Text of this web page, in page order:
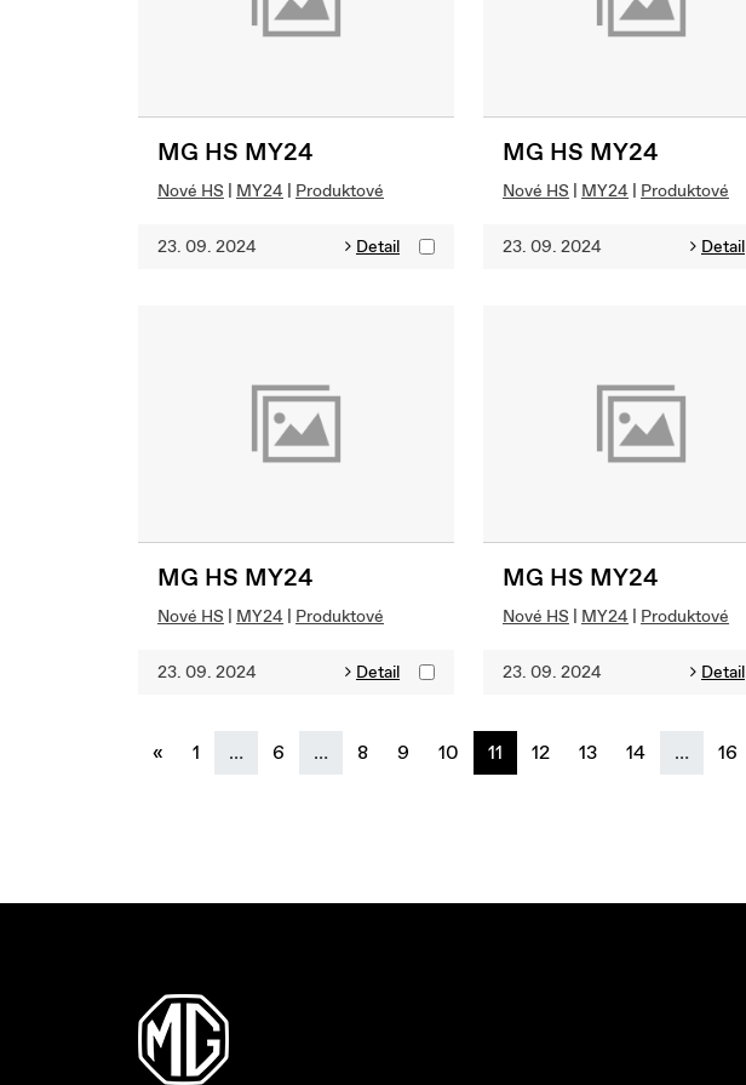
MG HS MY24
Nové HS | MY24 | Produktové
23. 09. 2024 Detail
MG HS MY24
Nové HS | MY24 | Produktové
23. 09. 2024 Detail
MG HS MY24
Nové HS | MY24 | Produktové
23. 09. 2024 Detail
MG HS MY24
Nové HS | MY24 | Produktové
23. 09. 2024 Detail
« previous
1 … 6 … 8 9 10 11 12 13 14 … 16